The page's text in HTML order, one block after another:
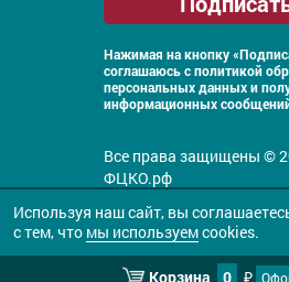
Нажимая на кнопку
соглашаюсь с политикой
персональных данных и
информационных
Все права защищены ©
ФЦКО.рф
Корзина 0 ₽
Используя наш сайт, вы
с тем, что мы используемcookies.